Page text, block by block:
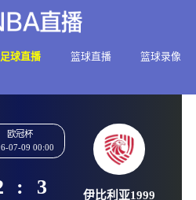
足球直播 篮球直播
篮球录像
2026-07-09 00:00